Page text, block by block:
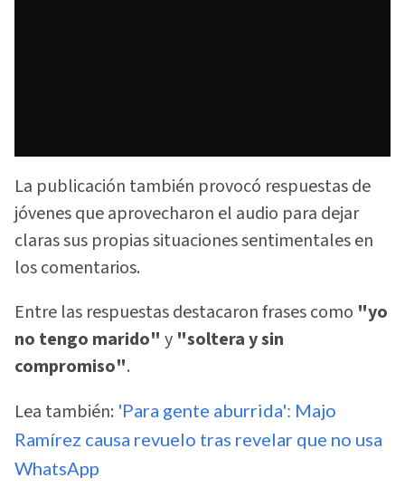
La publicación también provocó respuestas de
jóvenes que aprovecharon el audio para dejar
claras sus propias situaciones sentimentales en
los comentarios.
Entre las respuestas destacaron frases como "yo
no tengo marido" y "soltera y sin
compromiso".
Lea también: 'Para gente aburrida': Majo
Ramírez causa revuelo tras revelar que no usa
WhatsApp